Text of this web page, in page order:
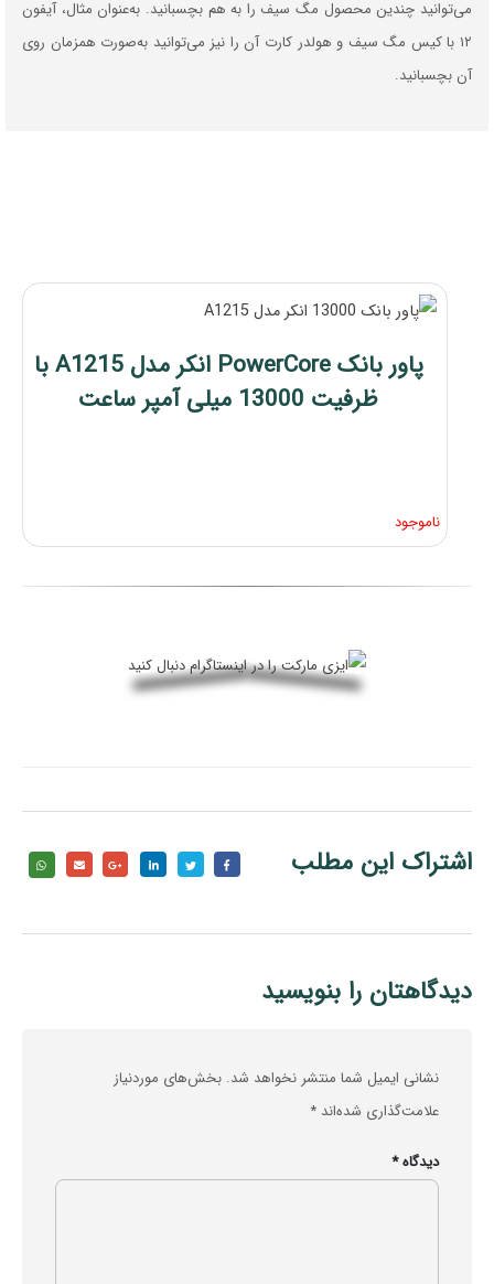
می‌توانید چندین محصول مگ سیف را به هم بچسبانید. به‌عنوان مثال، آیفون
۱۲ با کیس مگ سیف و هولدر کارت آن را نیز می‌توانید به‌صورت همزمان روی
آن بچسبانید.
پاور بانک PowerCore انکر مدل A1215 با
ظرفیت 13000 میلی آمپر ساعت
ناموجود
اشتراک این مطلب
دیدگاهتان را بنویسید
نشانی ایمیل شما منتشر نخواهد شد. بخش‌های موردنیاز
علامت‌گذاری شده‌اند *
دیدگاه*